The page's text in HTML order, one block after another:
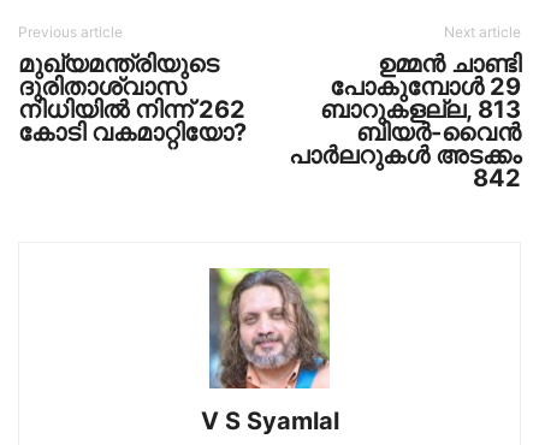
Previous article
മുഖ്യമന്ത്രിയുടെ
ദുരിതാശ്വാസ
നിധിയിൽ നിന്ന് 262
കോടി വകമാറ്റിയോ?
Next article
ഉമ്മൻ ചാണ്ടി
പോകുമ്പോൾ 29
ബാറുകളല്ല, 813
ബിയർ-വൈൻ
പാർലറുകൾ അടക്കം
842
V S Syamlal